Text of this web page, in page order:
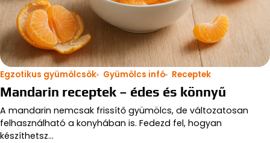
Egzotikus gyümölcsök Gyümölcs infó Receptek
Mandarin receptek – édes és könnyű
A mandarin nemcsak frissítő gyümölcs, de változatosan
felhasználható a konyhában is. Fedezd fel, hogyan
készíthetsz…